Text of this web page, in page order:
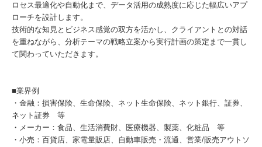
ロセス最適化や自動化まで、データ活用の成熟度に応じた幅広いアプ
ローチを設計します。
技術的な知見とビジネス感覚の双方を活かし、クライアントとの対話
を重ねながら、分析テーマの戦略立案から実行計画の策定まで一貫し
て関わっていただきます。
■業界例
・金融：損害保険、生命保険、ネット生命保険、ネット銀行、証券、
ネット証券 等
・メーカー：食品、生活消費財、医療機器、製薬、化粧品 等
・小売：百貨店、家電量販店、自動車販売・流通、営業/販売アウトソ